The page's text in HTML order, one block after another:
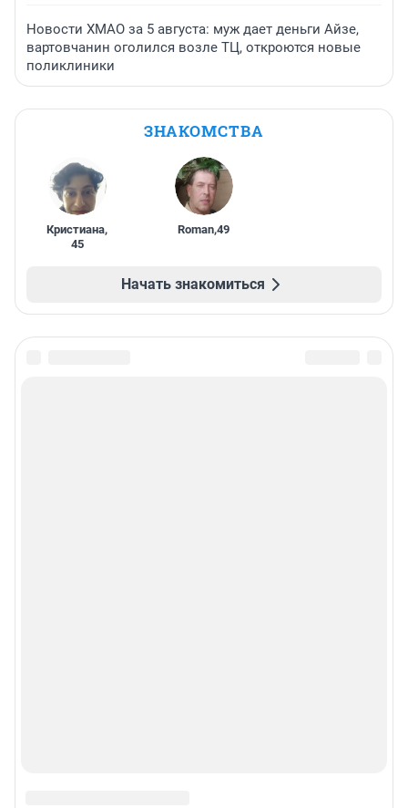
Новости ХМАО за 5 августа: муж дает деньги Айзе,
вартовчанин оголился возле ТЦ, откроются новые
поликлиники
ЗНАКОМСТВА
Кристиана,
45
Roman,49
Начать знакомиться